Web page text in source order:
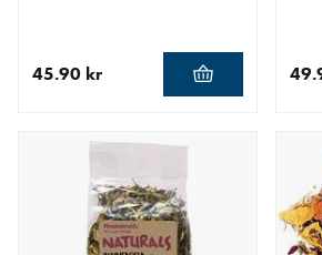
45.90 kr